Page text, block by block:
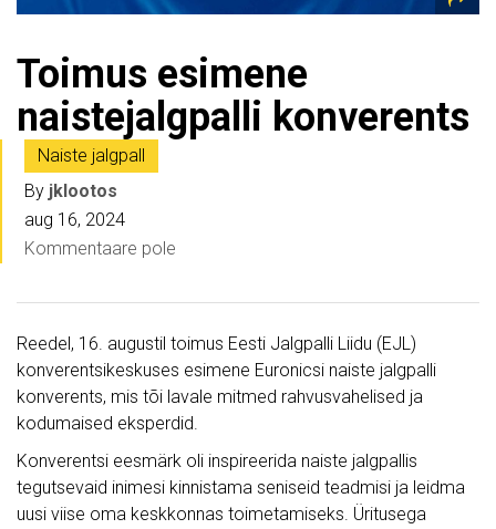
Toimus esimene
naistejalgpalli konverents
Naiste jalgpall
By jklootos
aug 16, 2024
Kommentaare pole
Reedel, 16. augustil toimus Eesti Jalgpalli Liidu (EJL)
konverentsikeskuses esimene Euronicsi naiste jalgpalli
konverents, mis tõi lavale mitmed rahvusvahelised ja
kodumaised eksperdid.
Konverentsi eesmärk oli inspireerida naiste jalgpallis
tegutsevaid inimesi kinnistama seniseid teadmisi ja leidma
uusi viise oma keskkonnas toimetamiseks. Üritusega